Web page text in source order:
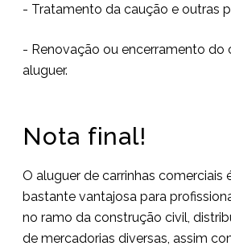
- Tratamento da caução e outras
- Renovação ou encerramento do
aluguer.
Nota final!
O aluguer de carrinhas comerciais
bastante vantajosa para
no ramo da construção civil,
de mercadorias diversas, assim